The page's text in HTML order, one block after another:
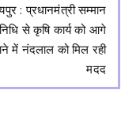
: प्रधानमंत्री सम्मान
निधि से कृषि कार्य को आगे
में नंदलाल को मिल रही
मदद